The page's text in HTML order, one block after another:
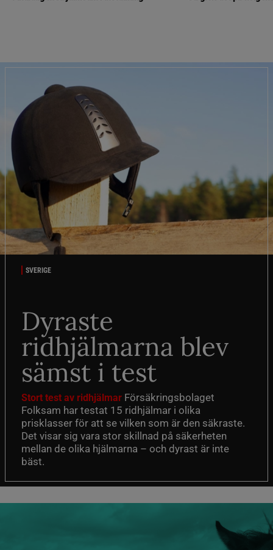
SVERIGE
Dyraste
ridhjälmarna blev
sämst i test
Stort test av ridhjälmar Försäkringsbolaget
Folksam har testat 15 ridhjälmar i olika
prisklasser för att se vilken som är den säkraste.
Det visar sig vara stor skillnad på säkerheten
mellan de olika hjälmarna – och dyrast är inte
bäst.